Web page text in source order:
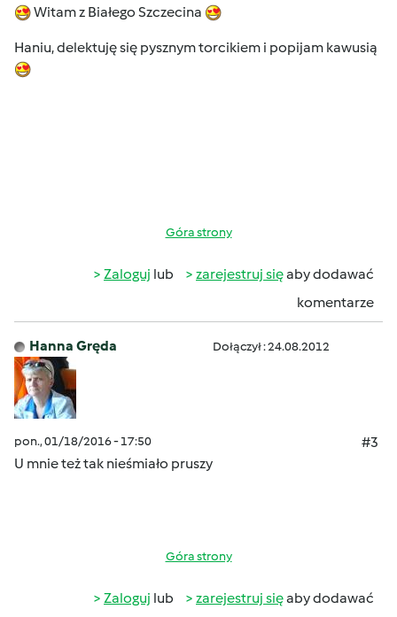
Witam z Białego Szczecina
Haniu, delektuję się pysznym torcikiem i popijam kawusią
Góra strony
Zaloguj lub zarejestruj sięaby dodawać
komentarze
Hanna Gręda Dołączył : 24.08.2012
pon., 01/18/2016 - 17:50
#3
U mnie też tak nieśmiało pruszy
Góra strony
Zaloguj lub zarejestruj sięaby dodawać